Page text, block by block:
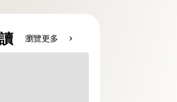
瀏覽更多 chevron_right